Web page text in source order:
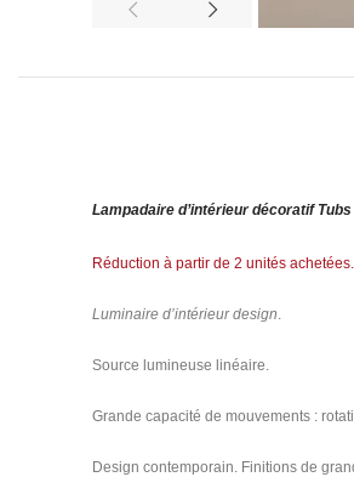
Lampadaire d’intérieur décoratif Tubs
Réduction à partir de 2 unités achetées.
Luminaire d’intérieur design.
Source lumineuse linéaire.
Grande capacité de mouvements :
Design contemporain. Finitions de